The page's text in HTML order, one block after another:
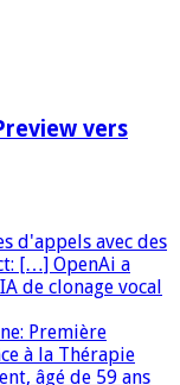
vers
d'appels avec des
[…] OpenAi a
de clonage vocal
Première
à la Thérapie
âgé de 59 ans